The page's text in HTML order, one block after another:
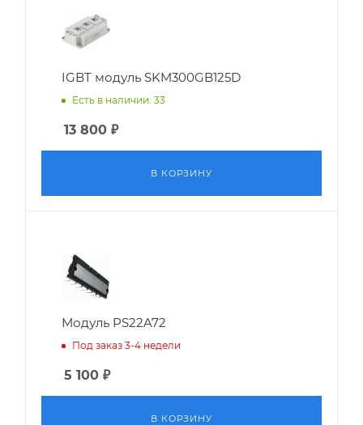
IGBT модуль SKM300GB125D
Есть в наличии: 33
13 800 ₽
В КОРЗИНУ
Модуль PS22A72
Под заказ 3-4 недели
5 100 ₽
В КОРЗИНУ